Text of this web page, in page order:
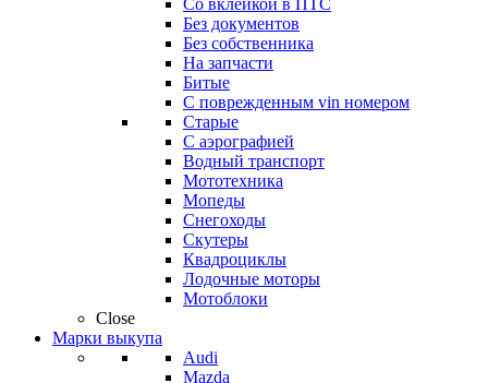
Со вклейкой в ПТС
Без документов
Без собственника
На запчасти
Битые
С поврежденным vin номером
Старые
С аэрографией
Водный транспорт
Мототехника
Мопеды
Снегоходы
Скутеры
Квадроциклы
Лодочные моторы
Мотоблоки
Close
Марки выкупа
Audi
Mazda